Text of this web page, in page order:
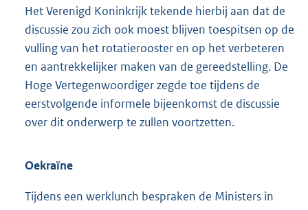
Het Verenigd Koninkrijk tekende hierbij aan dat de
discussie zou zich ook moest blijven toespitsen op de
vulling van het rotatierooster en op het verbeteren
en aantrekkelijker maken van de gereedstelling. De
Hoge Vertegenwoordiger zegde toe tijdens de
eerstvolgende informele bijeenkomst de discussie
over dit onderwerp te zullen voortzetten.
Oekraïne
Tijdens een werklunch bespraken de Ministers in